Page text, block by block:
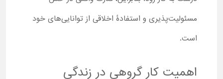
مسئولیت‌پذیری و استفادۀ اخلاقی از توانایی‌های خود
است.
اهمیت کار گروهی در زندگی